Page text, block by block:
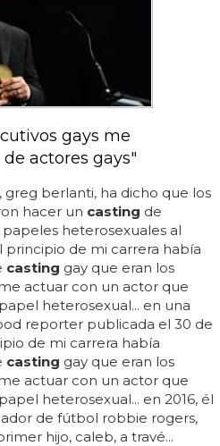
gays me
actores gays"
greg berlanti, ha dicho que los
hacer un casting de
heterosexuales al
principio de mi carrera había
casting gay que eran los
actuar con un actor que
heterosexual... en una
reporter publicada el 30 de
de mi carrera había
casting gay que eran los
actuar con un actor que
heterosexual... en 2016, él
de fútbol robbie rogers,
hijo, caleb, a travé...